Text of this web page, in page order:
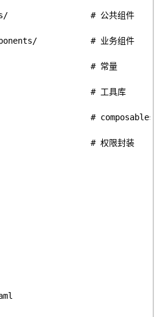
# 公共组件
# 业务组件
# 常量
# 工具库
# composables
# 权限封装